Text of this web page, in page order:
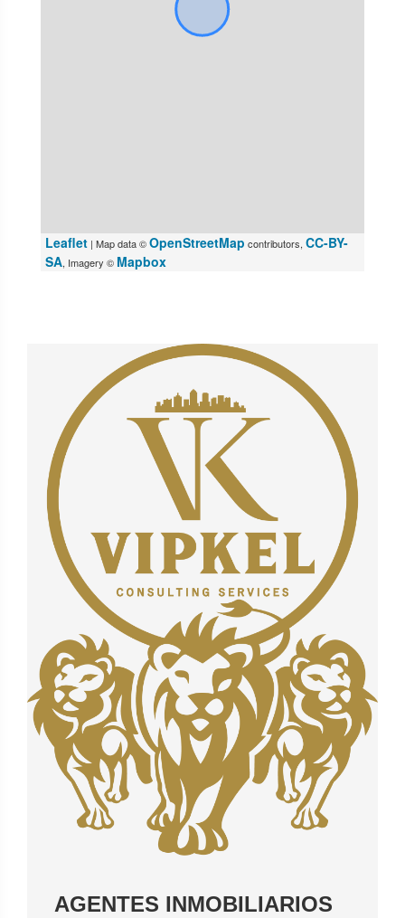
Leaflet | Map data ©OpenStreetMap contributors, CC-BY-
SA, Imagery © Mapbox
AGENTES INMOBILIARIOS